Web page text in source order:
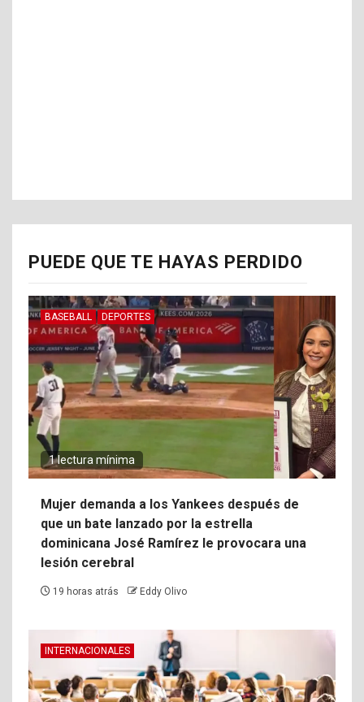
PUEDE QUE TE HAYAS PERDIDO
BASEBALL DEPORTES
1 lectura mínima
Mujer demanda a los Yankees después de
que un bate lanzado por la estrella
dominicana José Ramírez le provocara una
lesión cerebral
19 horas atrás Eddy Olivo
INTERNACIONALES